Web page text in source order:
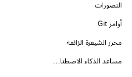
التصورات
أوامر Git
محرر الشيفرة الزائفة
مساعد الذكاء الاصطناعي